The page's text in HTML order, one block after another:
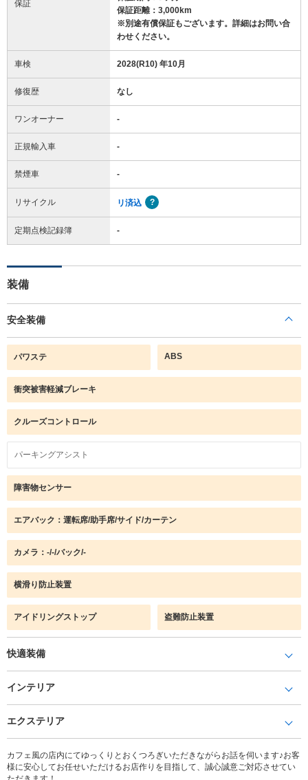
保証
保証距離：3,000km
※別途有償保証もございます。詳細はお問い合
わせください。
車検 2028(R10) 年10月
修復歴 なし
ワンオーナー -
正規輸入車 -
禁煙車 -
リサイクル リ済込
定期点検記録簿 -
装備
安全装備
パワステ ABS
衝突被害軽減ブレーキ
クルーズコントロール
パーキングアシスト
障害物センサー
エアバック：運転席/助手席/サイド/カーテン
カメラ：-/-/バック/-
横滑り防止装置
アイドリングストップ 盗難防止装置
快適装備
インテリア
エクステリア
カフェ風の店内にてゆっくりとおくつろぎいただきながらお話を伺います♪お客
様に安心してお任せいただけるお店作りを目指して、誠心誠意ご対応させてい